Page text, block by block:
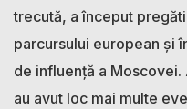
trecută, a început
parcursului european și
de influență a
au avut loc mai multe